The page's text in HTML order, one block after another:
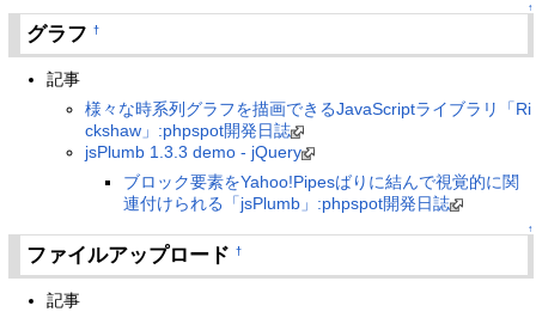
↑
グラフ†
記事
様々な時系列グラフを描画できるJavaScriptライブラリ「Ri
ckshaw」:phpspot開発日誌
jsPlumb 1.3.3 demo - jQuery
ブロック要素をYahoo!Pipesばりに結んで視覚的に関
連付けられる「jsPlumb」:phpspot開発日誌
↑
ファイルアップロード†
記事